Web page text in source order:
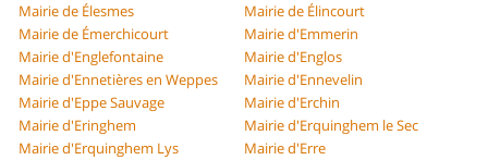
Mairie de Élesmes
Mairie de Élincourt
Mairie de Émerchicourt
Mairie d'Emmerin
Mairie d'Englefontaine
Mairie d'Englos
Mairie d'Ennetières en Weppes
Mairie d'Ennevelin
Mairie d'Eppe Sauvage
Mairie d'Erchin
Mairie d'Eringhem
Mairie d'Erquinghem le Sec
Mairie d'Erquinghem Lys
Mairie d'Erre